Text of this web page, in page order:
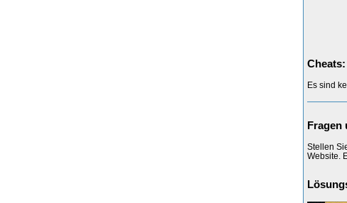
Cheats:
Es sind
Fragen
Stellen
Website.